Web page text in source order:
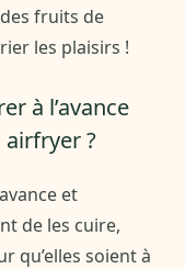
fruits de
les plaisirs !
à l’avance
?
et
de les cuire,
qu’elles soient à